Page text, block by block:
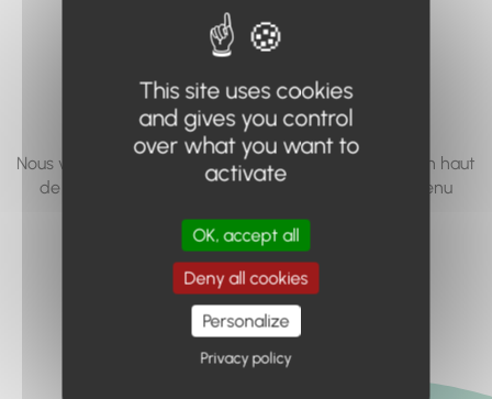
accéder n'existe
pas... ou plus.
Nous vous invitons à utiliser le moteur de recherche en haut
de page, ou à utiliser le menu pour trouver le contenu
Retour à l'accueil
This site uses cookies
and gives you control
over what you want to
activate
OK, accept all
Deny all cookies
Personalize
Privacy policy